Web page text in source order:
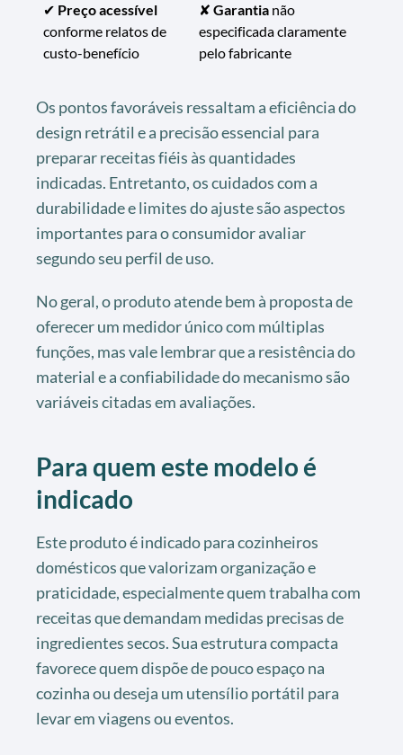
✔ Preço acessível
conforme relatos de
custo-benefício
✘ Garantia não
especificada claramente
pelo fabricante
Os pontos favoráveis ressaltam a eficiência do
design retrátil e a precisão essencial para
preparar receitas fiéis às quantidades
indicadas. Entretanto, os cuidados com a
durabilidade e limites do ajuste são aspectos
importantes para o consumidor avaliar
segundo seu perfil de uso.
No geral, o produto atende bem à proposta de
oferecer um medidor único com múltiplas
funções, mas vale lembrar que a resistência do
material e a confiabilidade do mecanismo são
variáveis citadas em avaliações.
Para quem este modelo é
indicado
Este produto é indicado para cozinheiros
domésticos que valorizam organização e
praticidade, especialmente quem trabalha com
receitas que demandam medidas precisas de
ingredientes secos. Sua estrutura compacta
favorece quem dispõe de pouco espaço na
cozinha ou deseja um utensílio portátil para
levar em viagens ou eventos.